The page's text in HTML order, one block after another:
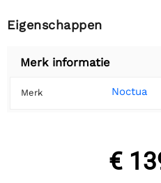
Eigenschappen
Merk informatie
Merk Noctua
€